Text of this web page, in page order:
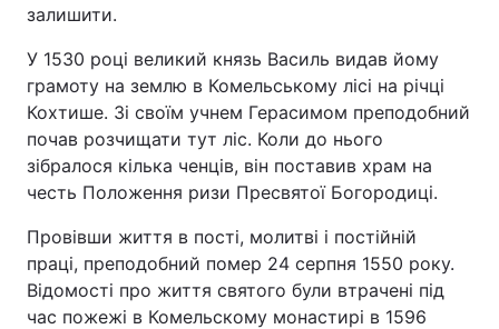
залишити.
У 1530 році великий князь Василь видав йому
грамоту на землю в Комельському лісі на річці
Кохтише. Зі своїм учнем Герасимом преподобний
почав розчищати тут ліс. Коли до нього
зібралося кілька ченців, він поставив храм на
честь Положення ризи Пресвятої Богородиці.
Провівши життя в пості, молитві і постійній
праці, преподобний помер 24 серпня 1550 року.
Відомості про життя святого були втрачені під
час пожежі в Комельскому монастирі в 1596